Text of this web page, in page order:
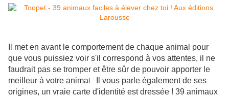
Il met en avant le comportement de chaque animal pour
que vous puissiez voir s'il correspond à vos attentes, il ne
faudrait pas se tromper et être sûr de pouvoir apporter le
meilleur à votre animal : Il vous parle également de ses
origines, un vraie carte d'identité est dressée ! 39 animaux